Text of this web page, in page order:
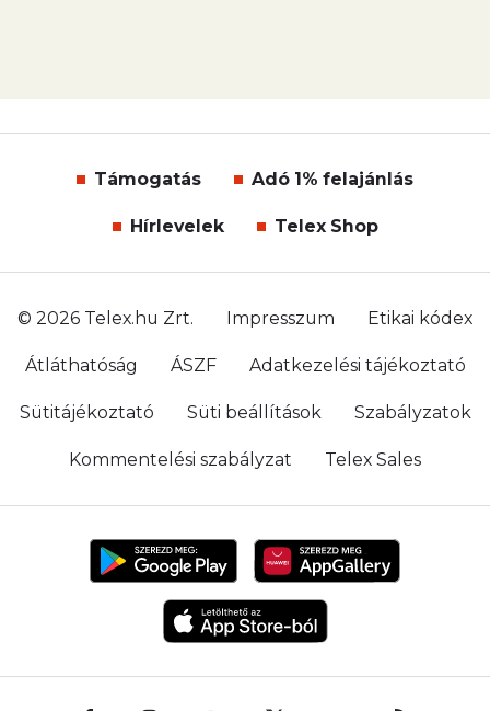
Támogatás Adó 1% felajánlás
Hírlevelek Telex Shop
© 2026 Telex.hu Zrt. Impresszum Etikai kódex
Átláthatóság ÁSZF Adatkezelési tájékoztató
Sütitájékoztató Süti beállítások Szabályzatok
Kommentelési szabályzat Telex Sales